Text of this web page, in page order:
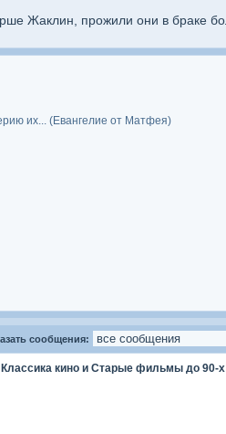
Жаклин, прожили они в браке
их... (Евангелие от Матфея)
сообщения:
Классика кино и Старые фильмы до 90-х